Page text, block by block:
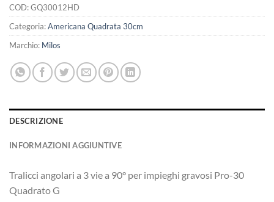
COD:GQ30012HD
Categoria:Americana Quadrata 30cm
Marchio: Milos
DESCRIZIONE
INFORMAZIONI AGGIUNTIVE
Tralicci angolari a 3 vie a 90° per impieghi gravosi Pro-30
Quadrato G